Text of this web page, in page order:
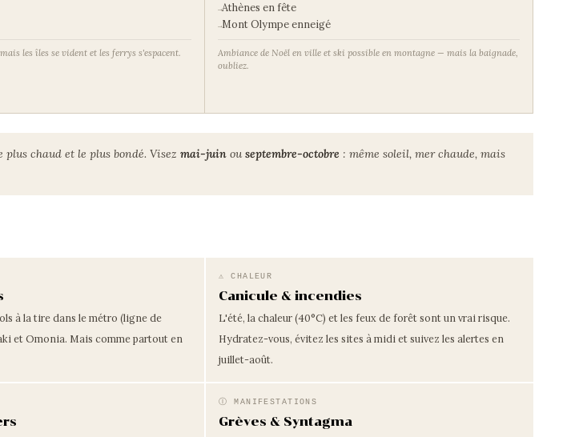
les îles se vident et les ferrys s'espacent.
Athènes en fête
Mont Olympe enneigé
Ambiance de Noël en ville et ski possible en montagne — mais la baignade,
oubliez.
plus chaud et le plus bondé. Visezmai-juin ouseptembre-octobre : même soleil, mer chaude, mais
à la tire dans le métro (ligne de
et Omonia. Mais comme partout en
⚠ CHALEUR
Canicule & incendies
L'été, la chaleur (40°C) et les feux de forêt sont un vrai risque.
Hydratez-vous, évitez les sites à midi et suivez les alertes en
juillet-août.
Ⓘ MANIFESTATIONS
Grèves & Syntagma